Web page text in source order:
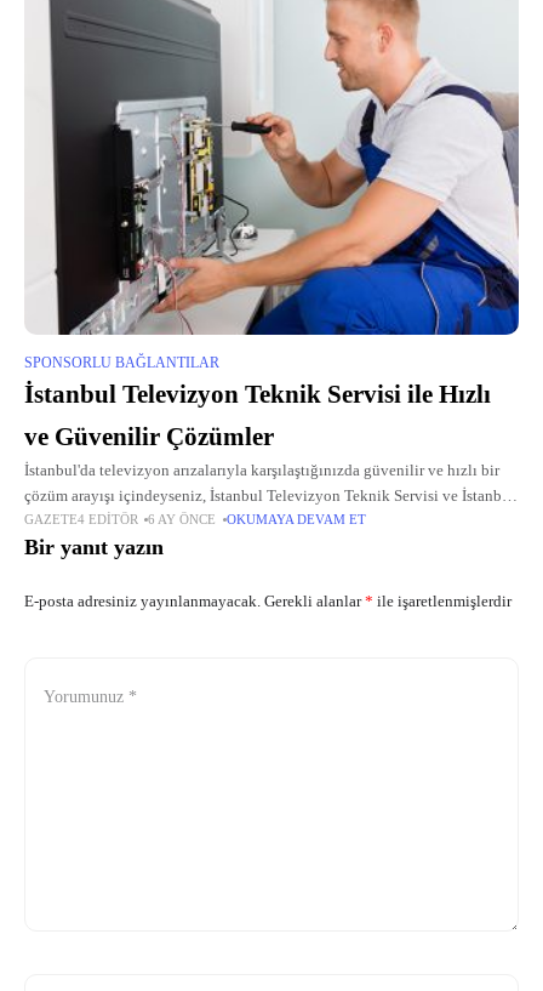
SPONSORLU BAĞLANTILAR
İstanbul Televizyon Teknik Servisi ile Hızlı
ve Güvenilir Çözümler
İstanbul'da televizyon arızalarıyla karşılaştığınızda güvenilir ve hızlı bir
çözüm arayışı içindeyseniz, İstanbul Televizyon Teknik Servisi ve İstanbul
Televizyon Servisi kavramları tam da bu noktada devreye girer. Bu alanda
uzun yıllara
GAZETE4 EDITÖR 6 AY ÖNCE OKUMAYA DEVAM ET
Bir yanıt yazın
E-posta adresiniz yayınlanmayacak. Gerekli alanlar* ile işaretlenmişlerdir